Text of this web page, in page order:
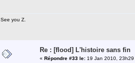
See you Z.
Re : [flood] L'histoire sans fin
« Répondre #33 le: 19 Jan 2010, 23h29